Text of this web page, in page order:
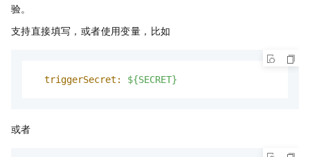
验。
支持直接填写，或者使用变量，比如
triggerSecret: ${SECRET}
或者